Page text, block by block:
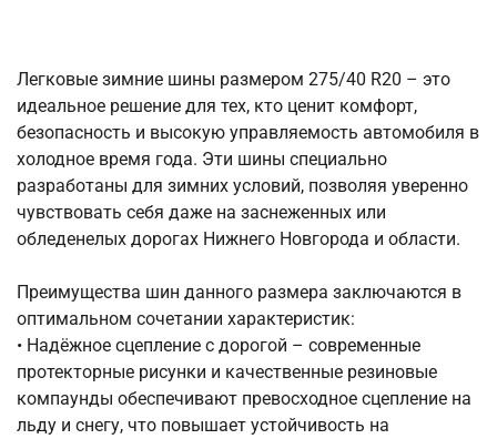
Легковые зимние шины размером 275/40 R20 – это
идеальное решение для тех, кто ценит комфорт,
безопасность и высокую управляемость автомобиля в
холодное время года. Эти шины специально
разработаны для зимних условий, позволяя уверенно
чувствовать себя даже на заснеженных или
обледенелых дорогах Нижнего Новгорода и области.
Преимущества шин данного размера заключаются в
оптимальном сочетании характеристик:
• Надёжное сцепление с дорогой – современные
протекторные рисунки и качественные резиновые
компаунды обеспечивают превосходное сцепление на
льду и снегу, что повышает устойчивость на